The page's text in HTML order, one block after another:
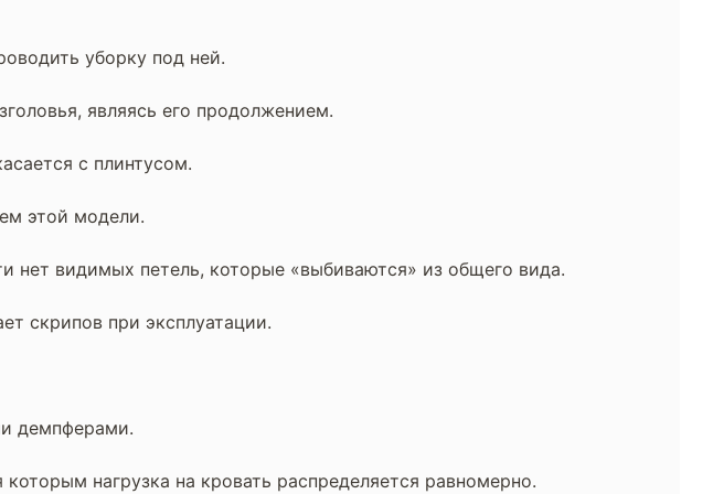
уборку под ней.
являясь его продолжением.
с плинтусом.
этой модели.
нет видимых петель, которые «выбиваются» из общего вида.
скрипов при эксплуатации.
демпферами.
нагрузка на кровать распределяется равномерно.